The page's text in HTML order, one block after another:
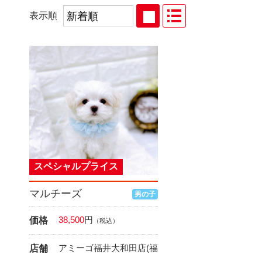
表示順
マルチーズ 男の子
スペシャルプライス
価格 38,500円 （税込）
店舗
アミーゴ福井大和田店(福